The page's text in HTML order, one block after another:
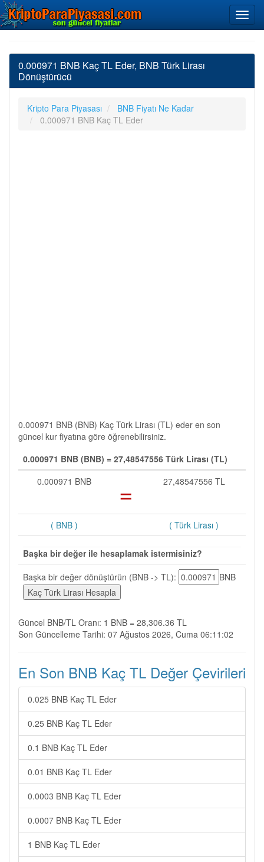
0.000971 BNB Kaç TL Eder, BNB Türk Lirası
Dönüştürücü
Kripto Para Piyasası
BNB Fiyatı Ne Kadar
0.000971 BNB Kaç TL Eder
0.000971 BNB (BNB) Kaç Türk Lirası (TL) eder en son
güncel kur fiyatına göre öğrenebilirsiniz.
0.000971 BNB (BNB) = 27,48547556 Türk Lirası (TL)
0.000971 BNB
= 27,48547556 TL
( BNB ) ( Türk Lirası )
Başka bir değer ile hesaplamak istermisiniz?
Başka bir değer dönüştürün (BNB -> TL):
BNB
Güncel BNB/TL Oranı: 1 BNB = 28,306.36 TL
Son Güncelleme Tarihi: 07 Ağustos 2026, Cuma 06:11:02
En Son BNB Kaç TL Değer Çevirileri
0.025 BNB Kaç TL Eder
0.25 BNB Kaç TL Eder
0.1 BNB Kaç TL Eder
0.01 BNB Kaç TL Eder
0.0003 BNB Kaç TL Eder
0.0007 BNB Kaç TL Eder
1 BNB Kaç TL Eder